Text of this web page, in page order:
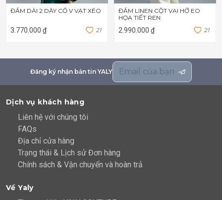
ĐẦM DÀI 2 DÂY CỔ V VẠT XÉO
3.770.000 ₫ 21
ĐẦM LINEN CỘT VAI HỞ EO
HỌA TIẾT REN
2.990.000 ₫ 21
Đăng ký nhận bản tin YALY
Dịch vụ khách hàng
Liên hệ với chúng tôi
FAQs
Địa chỉ cửa hàng
Trạng thái & Lịch sử Đơn hàng
Chính sách & Vận chuyển và hoàn trả
Về Yaly